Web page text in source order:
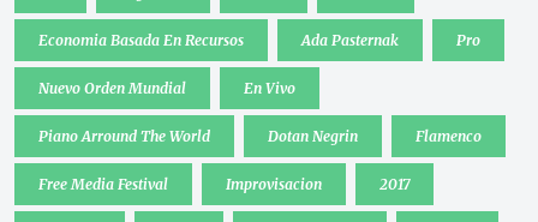
Economia Basada En Recursos Ada Pasternak Pro
Nuevo Orden Mundial En Vivo
Piano Arround The World Dotan Negrin Flamenco
Free Media Festival Improvisacion 2017